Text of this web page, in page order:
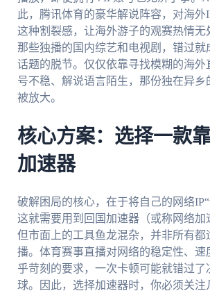
此，腾讯体育的豪华解说阵容，对海外
这种割裂感，让海外游子的观赛热情无
那些独播的国内综艺和电视剧，错过就
话题的脱节。仅仅依靠寻找模糊的海外
号不稳、解说语言陌生，那份独在异乡
被放大。
核心方案：选择一款
加速器
破解困局的核心，在于将自己的网络IP“
这就需要用到回国加速器（或称网络加
但市面上的工具鱼龙混杂，并非所有都
播。体育赛事直播对网络的稳定性、速
乎苛刻的要求，一次卡顿可能就错过了
球。因此，选择加速器时，你必须关注